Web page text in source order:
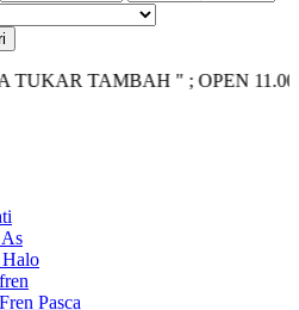
TAMBAH " ; OPEN 11.00 -